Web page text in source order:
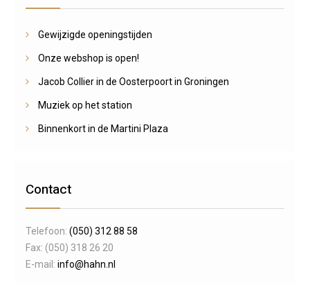
Gewijzigde openingstijden
Onze webshop is open!
Jacob Collier in de Oosterpoort in Groningen
Muziek op het station
Binnenkort in de Martini Plaza
Contact
Telefoon: (050) 312 88 58
Fax: (050) 318 26 20
E-mail: info@hahn.nl